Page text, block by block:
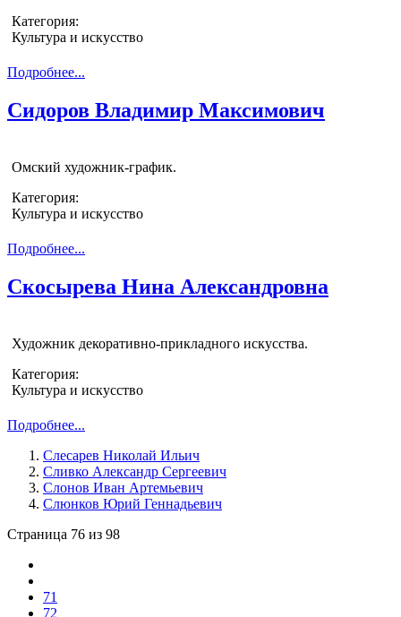
Категория:
Культура и искусство
Подробнее...
Сидоров Владимир Максимович
Омский художник-график.
Категория:
Культура и искусство
Подробнее...
Скосырева Нина Александровна
Художник декоративно-прикладного искусства.
Категория:
Культура и искусство
Подробнее...
Слесарев Николай Ильич
Сливко Александр Сергеевич
Слонов Иван Артемьевич
Слюнков Юрий Геннадьевич
Страница 76 из 98
71
72